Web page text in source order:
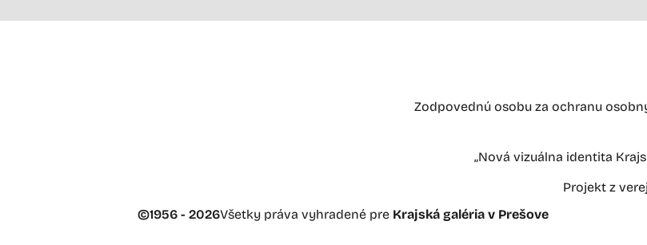
Zodpovednú osobu za ochranu
„Nová vizuálna identita
Projekt z
©1956 - 2026Všetky práva vyhradené pre Krajská galéria v Prešove